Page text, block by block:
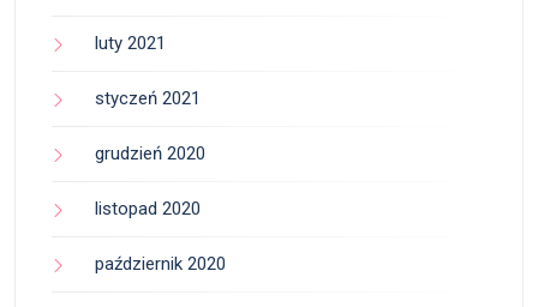
luty 2021
styczeń 2021
grudzień 2020
listopad 2020
październik 2020